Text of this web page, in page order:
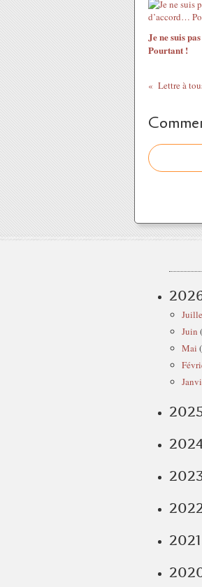
Je ne suis
Pourtant !
Lettre à
Juin
Mai
2021